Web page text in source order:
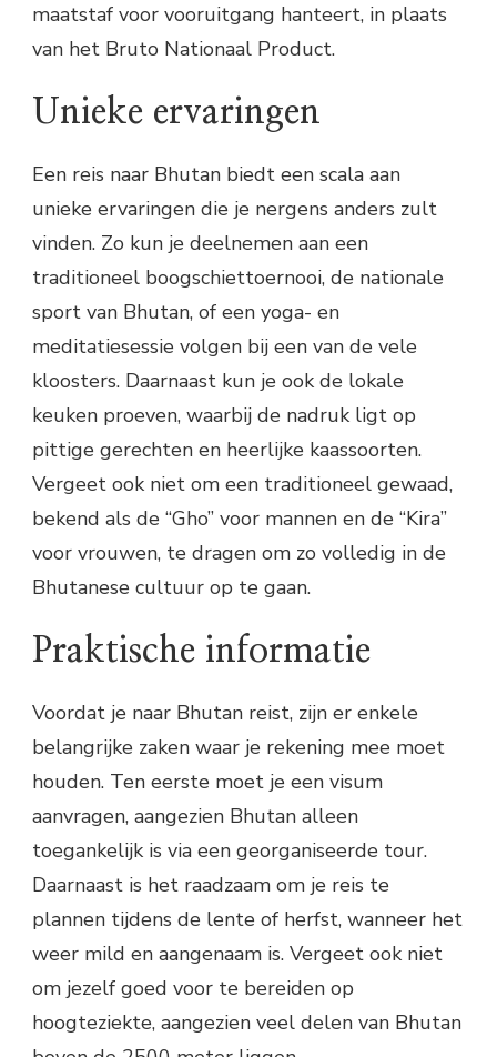
maatstaf voor vooruitgang hanteert, in plaats
van het Bruto Nationaal Product.
Unieke ervaringen
Een reis naar Bhutan biedt een scala aan
unieke ervaringen die je nergens anders zult
vinden. Zo kun je deelnemen aan een
traditioneel boogschiettoernooi, de nationale
sport van Bhutan, of een yoga- en
meditatiesessie volgen bij een van de vele
kloosters. Daarnaast kun je ook de lokale
keuken proeven, waarbij de nadruk ligt op
pittige gerechten en heerlijke kaassoorten.
Vergeet ook niet om een traditioneel gewaad,
bekend als de “Gho” voor mannen en de “Kira”
voor vrouwen, te dragen om zo volledig in de
Bhutanese cultuur op te gaan.
Praktische informatie
Voordat je naar Bhutan reist, zijn er enkele
belangrijke zaken waar je rekening mee moet
houden. Ten eerste moet je een visum
aanvragen, aangezien Bhutan alleen
toegankelijk is via een georganiseerde tour.
Daarnaast is het raadzaam om je reis te
plannen tijdens de lente of herfst, wanneer het
weer mild en aangenaam is. Vergeet ook niet
om jezelf goed voor te bereiden op
hoogteziekte, aangezien veel delen van Bhutan